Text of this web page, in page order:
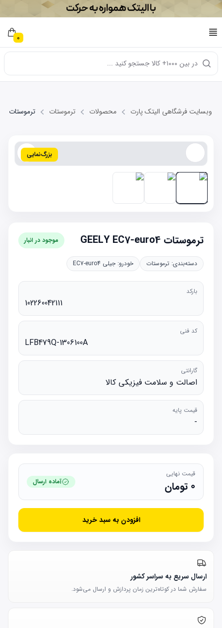
0
در بین ۱۰۰۰+ کالا جستجو کنید ...
وبسایت فرشگاهی الیتک پارت محصولات ترموستات ترموستات GEELY EC7-euro4
بزرگ‌نمایی
ترموستات GEELY EC7-euro4 موجود در انبار
دسته‌بندی: ترموستات خودرو: جیلی EC7-euro4
بارکد
102260042111
کد فنی
LFB479Q-1306100A
گارانتی
اصالت و سلامت فیزیکی کالا
قیمت پایه
-
قیمت نهایی
0 تومان آماده ارسال
افزودن به سبد خرید
ارسال سریع به سراسر کشور
سفارش شما در کوتاه‌ترین زمان پردازش و ارسال می‌شود.